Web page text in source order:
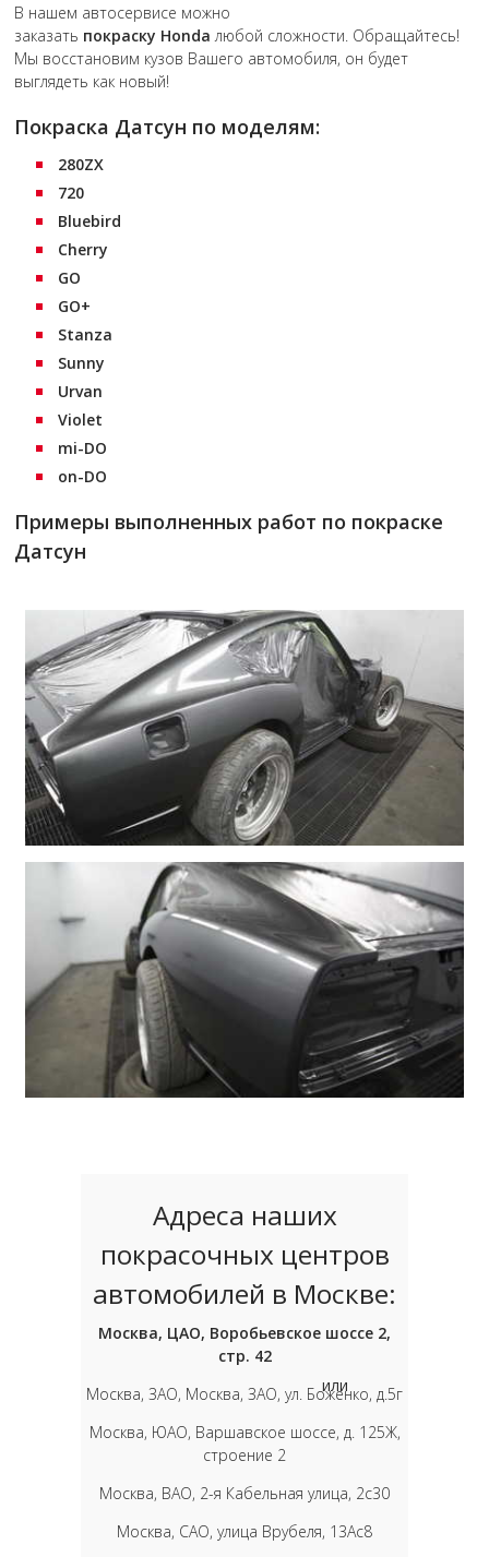
В нашем автосервисе можно
заказать покраску Honda любой сложности. Обращайтесь!
Мы восстановим кузов Вашего автомобиля, он будет
выглядеть как новый!
Покраска Датсун по моделям:
280ZX
720
Bluebird
Cherry
GO
GO+
Stanza
Sunny
Urvan
Violet
mi-DO
on-DO
Примеры выполненных работ по покраске
Датсун
Адреса наших
покрасочных центров
автомобилей в Москве:
Москва, ЦАО, Воробьевское шоссе 2,
стр. 42
Москва, ЗАО, Москва, ЗАО, ул. Боженко, д.5г
Москва, ЮАО, Варшавское шоссе, д. 125Ж,
строение 2
Москва, ВАО, 2-я Кабельная улица, 2с30
Москва, САО, улица Врубеля, 13Ас8
или